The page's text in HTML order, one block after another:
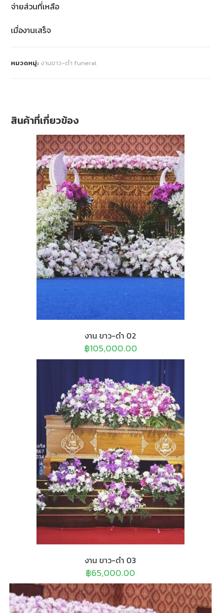
จ่ายส่วนที่เหลือ
เมื่องานเสร็จ
หมวดหมู่: งานขาว-ดำ funeral
สินค้าที่เกี่ยวข้อง
งาน ขาว-ดำ 02
฿105,000.00
งาน ขาว-ดำ 03
฿65,000.00